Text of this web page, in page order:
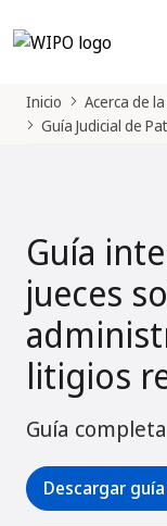
Inicio
Acerca de
Guía Judicial de
Guía
jueces
litigios
Guía completa
Descargar